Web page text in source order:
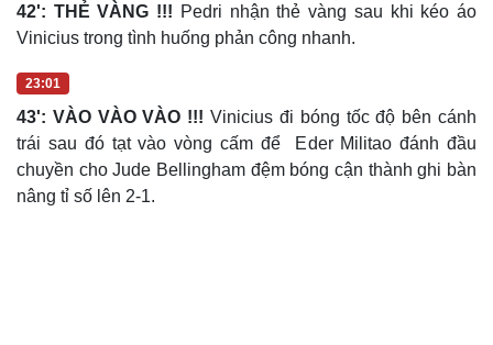
42': THẺ VÀNG !!! Pedri nhận thẻ vàng sau khi kéo áo
Vinicius trong tình huống phản công nhanh.
23:01
43': VÀO VÀO VÀO !!! Vinicius đi bóng tốc độ bên cánh
trái sau đó tạt vào vòng cấm để Eder Militao đánh đầu
chuyền cho Jude Bellingham đệm bóng cận thành ghi bàn
nâng tỉ số lên 2-1.